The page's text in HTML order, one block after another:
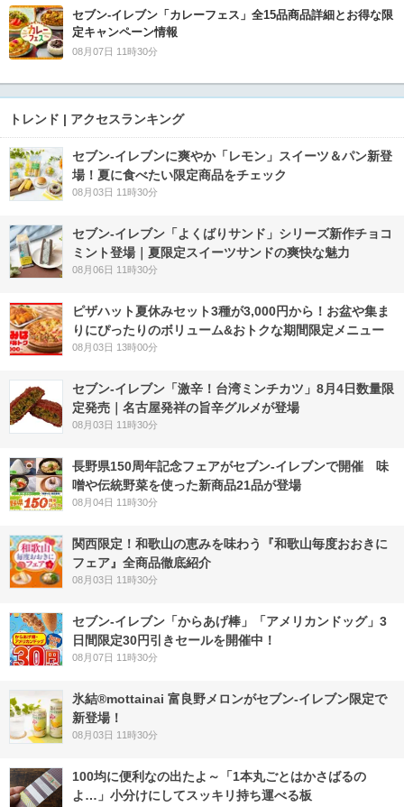
セブン‐イレブン「カレーフェス」全15品商品詳細とお得な限
定キャンペーン情報
08月07日 11時30分
トレンド | アクセスランキング
セブン‐イレブンに爽やか「レモン」スイーツ＆パン新登
場！夏に食べたい限定商品をチェック
08月03日 11時30分
セブン‐イレブン「よくばりサンド」シリーズ新作チョコ
ミント登場｜夏限定スイーツサンドの爽快な魅力
08月06日 11時30分
ピザハット夏休みセット3種が3,000円から！お盆や集ま
りにぴったりのボリューム&おトクな期間限定メニュー
08月03日 13時00分
セブン-イレブン「激辛！台湾ミンチカツ」8月4日数量限
定発売｜名古屋発祥の旨辛グルメが登場
08月03日 11時30分
長野県150周年記念フェアがセブン-イレブンで開催 味
噌や伝統野菜を使った新商品21品が登場
08月04日 11時30分
関西限定！和歌山の恵みを味わう『和歌山毎度おおきに
フェア』全商品徹底紹介
08月03日 11時30分
セブン‐イレブン「からあげ棒」「アメリカンドッグ」3
日間限定30円引きセールを開催中！
08月07日 11時30分
氷結®mottainai 富良野メロンがセブン‐イレブン限定で
新登場！
08月03日 11時30分
100均に便利なの出たよ～「1本丸ごとはかさばるの
よ…」小分けにしてスッキリ持ち運べる板